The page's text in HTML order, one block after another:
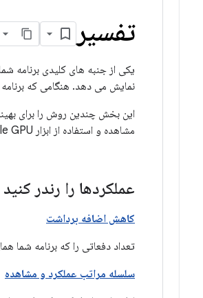
تفسیر
یکی از جنبه های کلیدی برنامه
نمایش می دهد. هنگامی که
این بخش چندین روش را برای
مشاهده و استفاده از ابزار Profile GPU. برای آشنایی با رندر در Jetpack Compose به
عملکردها را رندر کنید
کاهش اضافه برداشت
تعداد دفعاتی را که برنامه شما
سلسله مراتب عملکرد و مشاهده